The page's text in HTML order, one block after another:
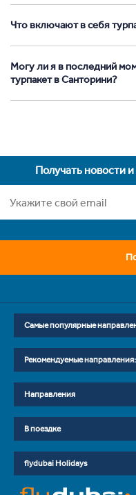
Что включают в себя
Могу ли я в последний
турпакет в Санторини?
Получать новости
Самые популярные
Рекомендуемые направления:
Направления
В поездке
flydubai Holidays